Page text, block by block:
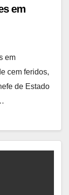
em
em
cem feridos,
de Estado